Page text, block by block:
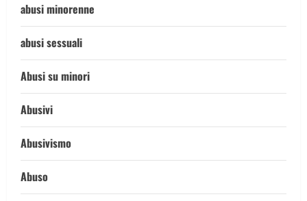
abusi minorenne
abusi sessuali
Abusi su minori
Abusivi
Abusivismo
Abuso